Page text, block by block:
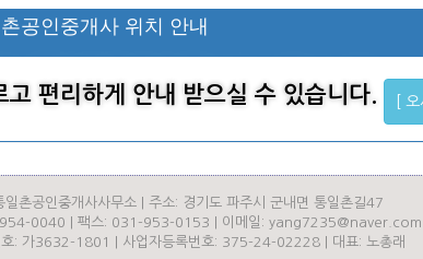
공인중개사 위치 안내
고 편리하게 안내 받으실 수 있습니다. [
일촌공인중개사사무소 | 주소: 경기도 파주시 군내면 통일촌길47
954-0040 | 팩스: 031-953-0153 | 이메일: yang7235@naver.com
호: 가3632-1801 | 사업자등록번호: 375-24-02228 | 대표: 노총래